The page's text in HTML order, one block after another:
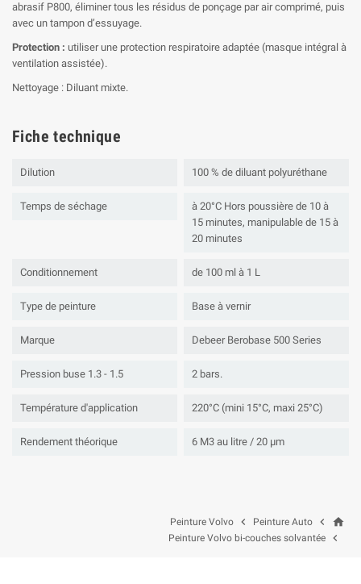
abrasif P800, éliminer tous les résidus de ponçage par air comprimé, puis
avec un tampon d’essuyage.
Protection : utiliser une protection respiratoire adaptée (masque intégral à
ventilation assistée).
Nettoyage : Diluant mixte.
Fiche technique
Dilution 100 % de diluant polyuréthane
Temps de séchage
à 20°C Hors poussière de 10 à
15 minutes, manipulable de 15 à
20 minutes
Conditionnement de 100 ml à 1 L
Type de peinture Base à vernir
Marque Debeer Berobase 500 Series
Pression buse 1.3 - 1.5 2 bars.
Température d'application 220°C (mini 15°C, maxi 25°C)
Rendement théorique 6 M3 au litre / 20 µm
home

Peinture Auto

Peinture Volvo

Peinture Volvo bi-couches solvantée